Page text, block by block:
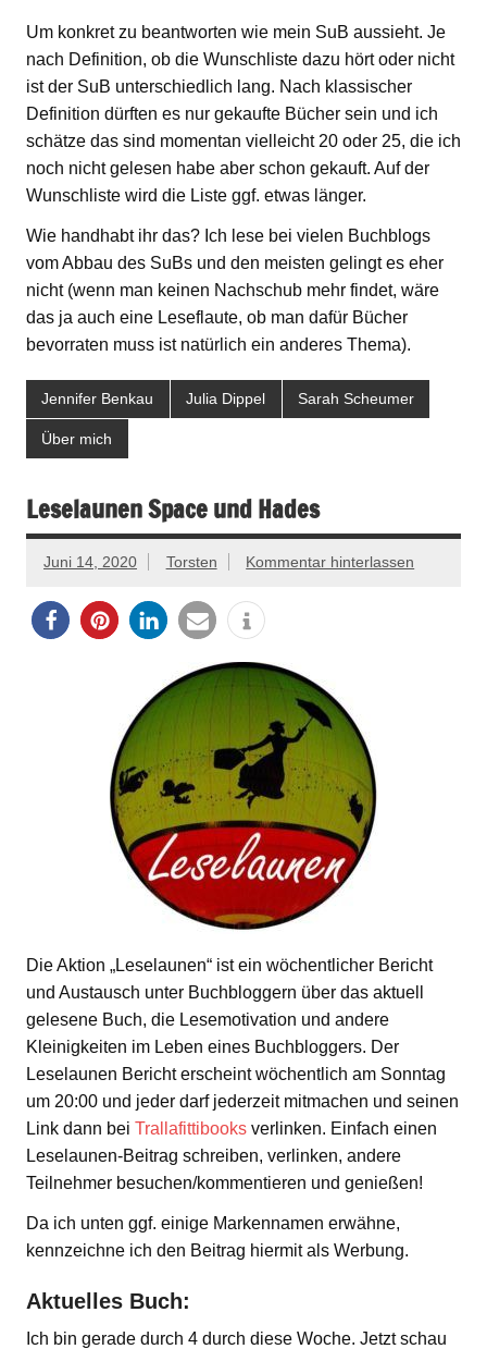
Um konkret zu beantworten wie mein SuB aussieht. Je
nach Definition, ob die Wunschliste dazu hört oder nicht
ist der SuB unterschiedlich lang. Nach klassischer
Definition dürften es nur gekaufte Bücher sein und ich
schätze das sind momentan vielleicht 20 oder 25, die ich
noch nicht gelesen habe aber schon gekauft. Auf der
Wunschliste wird die Liste ggf. etwas länger.
Wie handhabt ihr das? Ich lese bei vielen Buchblogs
vom Abbau des SuBs und den meisten gelingt es eher
nicht (wenn man keinen Nachschub mehr findet, wäre
das ja auch eine Leseflaute, ob man dafür Bücher
bevorraten muss ist natürlich ein anderes Thema).
Jennifer Benkau Julia Dippel Sarah Scheumer
Über mich
Leselaunen Space und Hades
Juni 14, 2020 Torsten Kommentar hinterlassen
Die Aktion „Leselaunen“ ist ein wöchentlicher Bericht
und Austausch unter Buchbloggern über das aktuell
gelesene Buch, die Lesemotivation und andere
Kleinigkeiten im Leben eines Buchbloggers. Der
Leselaunen Bericht erscheint wöchentlich am Sonntag
um 20:00 und jeder darf jederzeit mitmachen und seinen
Link dann bei Trallafittibooks verlinken. Einfach einen
Leselaunen-Beitrag schreiben, verlinken, andere
Teilnehmer besuchen/kommentieren und genießen!
Da ich unten ggf. einige Markennamen erwähne,
kennzeichne ich den Beitrag hiermit als Werbung.
Aktuelles Buch:
Ich bin gerade durch 4 durch diese Woche. Jetzt schau